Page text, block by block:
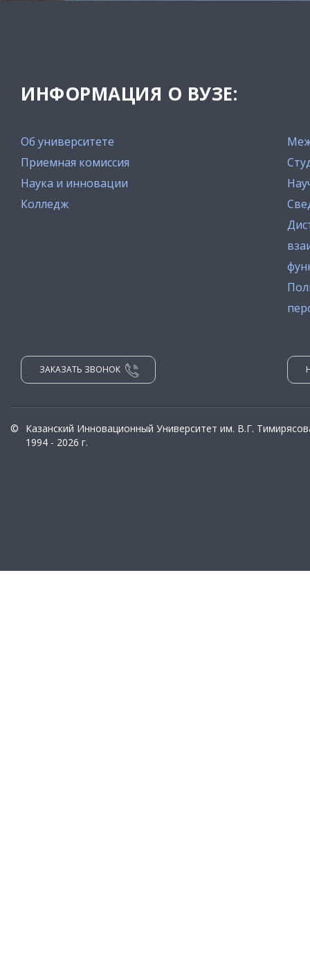
ИНФОРМАЦИЯ О ВУЗЕ:
Об университете
Приемная комиссия
Наука и инновации
Колледж
ЗАКАЗАТЬ ЗВОНОК
©
Казанский Инновационный Университет им. В.Г.
1994 - 2026 г.